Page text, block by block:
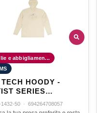
e abbigliamen...
HOODY -
SERIES
SALT CATCH
1432-50 · 694264708057